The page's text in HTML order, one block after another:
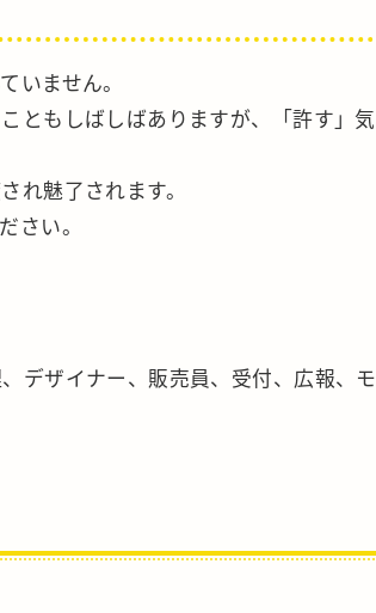
いません。
ともしばしばありますが、「許す」気
れ魅了されます。
さい。
デザイナー、販売員、受付、広報、モ